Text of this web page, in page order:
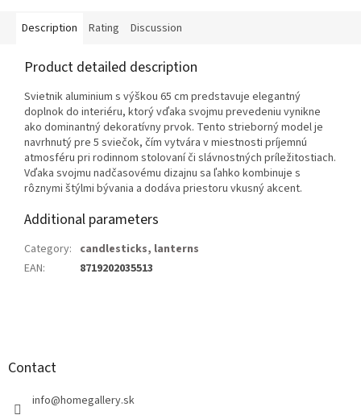
Description Rating Discussion
Product detailed description
Svietnik aluminium s výškou 65 cm predstavuje elegantný
doplnok do interiéru, ktorý vďaka svojmu prevedeniu vynikne
ako dominantný dekoratívny prvok. Tento strieborný model je
navrhnutý pre 5 sviečok, čím vytvára v miestnosti príjemnú
atmosféru pri rodinnom stolovaní či slávnostných príležitostiach.
Vďaka svojmu nadčasovému dizajnu sa ľahko kombinuje s
rôznymi štýlmi bývania a dodáva priestoru vkusný akcent.
Additional parameters
Category: candlesticks, lanterns
EAN: 8719202035513
Contact
info@homegallery.sk